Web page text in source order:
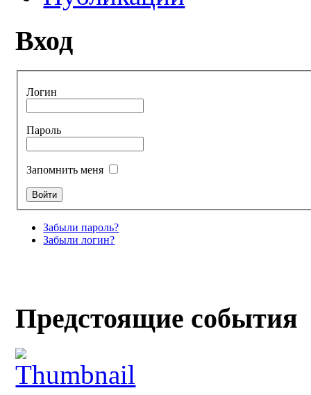
Вход
Логин
Пароль
Запомнить меня
Забыли пароль?
Забыли логин?
Предстоящие события